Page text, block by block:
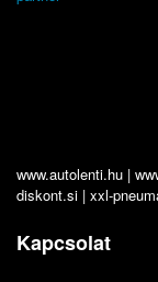
www.autolenti.hu |
diskont.si | xxl-
Kapcsolat